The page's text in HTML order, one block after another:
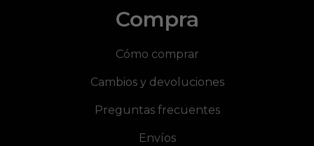
Compra
Cómo comprar
Cambios y devoluciones
Preguntas frecuentes
Envíos